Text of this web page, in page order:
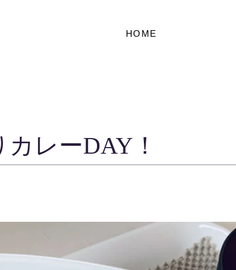
HOME
レーDAY！